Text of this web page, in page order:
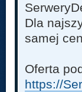
Dla
samej
Oferta
https://